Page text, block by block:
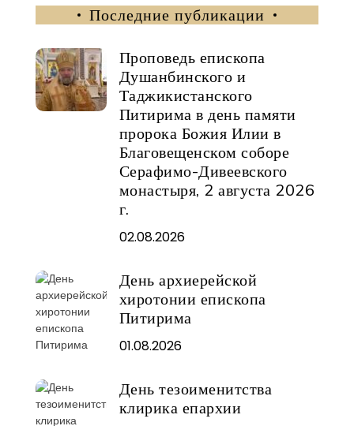
Последние публикации
Проповедь епископа
Душанбинского и
Таджикистанского
Питирима в день памяти
пророка Божия Илии в
Благовещенском соборе
Серафимо-Дивеевского
монастыря, 2 августа 2026
г.
02.08.2026
День архиерейской
хиротонии епископа
Питирима
01.08.2026
День тезоименитства
клирика епархии